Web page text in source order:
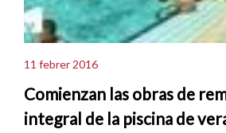
11 febrer 2016
Comienzan las obras de
integral de la piscina de